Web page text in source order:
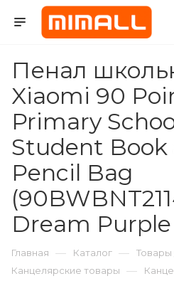
Пенал
Xiaomi 90
Primary
Student Book
Pencil Bag
Dream Purple
Главная — Каталог — Товары
Канцелярские товары —